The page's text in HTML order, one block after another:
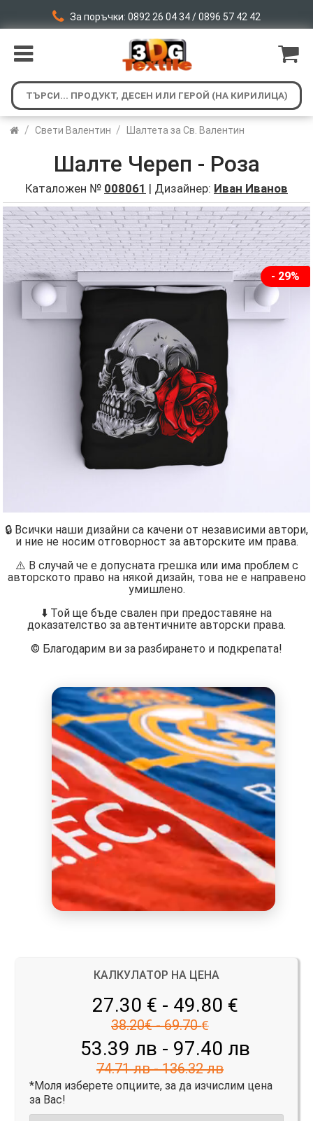
За поръчки: 0892 26 04 34 / 0896 57 42 42
/ Свети Валентин / Шалтета за Св. Валентин
Шалте Череп - Роза
Каталожен № 008061 | Дизайнер: Иван Иванов
- 29%
🔒 Всички наши дизайни са качени от независими автори,
и ние не носим отговорност за авторските им права.
⚠️ В случай че е допусната грешка или има проблем с
авторското право на някой дизайн, това не е направено
умишлено.
⬇️ Той ще бъде свален при предоставяне на
доказателство за автентичните авторски права.
©️ Благодарим ви за разбирането и подкрепата!
КАЛКУЛАТОР НА ЦЕНА
27.30 € - 49.80 €
38.20€ - 69.70 €
53.39 лв - 97.40 лв
74.71 лв - 136.32 лв
*Моля изберете опциите, за да изчислим цена
за Вас!